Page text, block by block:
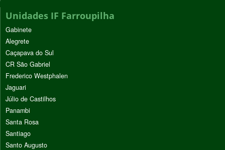
Unidades IF Farroupilha
Gabinete
Alegrete
Caçapava do Sul
CR São Gabriel
Frederico Westphalen
Jaguari
Júlio de Castilhos
Panambi
Santa Rosa
Santiago
Santo Augusto